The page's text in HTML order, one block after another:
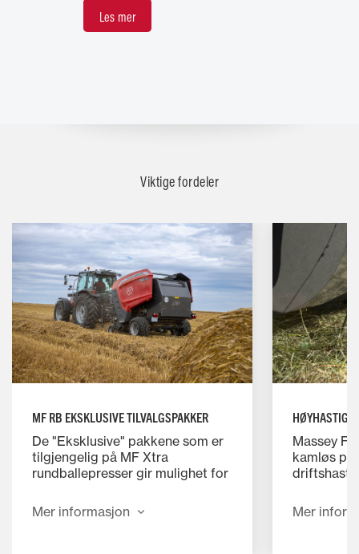
Les mer
Viktige fordeler
MF RB EKSKLUSIVE TILVALGSPAKKER
De "Eksklusive" pakkene som er
tilgjengelig på MF Xtra
rundballepresser gir mulighet for
TIM funksjonalitet. Disse nye
tilvalgsmulighetene bruker
Mer informasjon
Massey
kamløs
kamløse
Mer